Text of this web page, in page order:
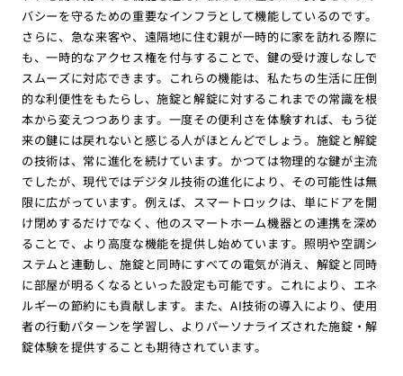
バシーを守るための重要なインフラとして機能しているのです。
さらに、急な来客や、遠隔地に住む親が一時的に家を訪れる際に
も、一時的なアクセス権を付与することで、鍵の受け渡しなしで
スムーズに対応できます。これらの機能は、私たちの生活に圧倒
的な利便性をもたらし、施錠と解錠に対するこれまでの常識を根
本から変えつつあります。一度その便利さを体験すれば、もう従
来の鍵には戻れないと感じる人がほとんどでしょう。施錠と解錠
の技術は、常に進化を続けています。かつては物理的な鍵が主流
でしたが、現代ではデジタル技術の進化により、その可能性は無
限に広がっています。例えば、スマートロックは、単にドアを開
け閉めするだけでなく、他のスマートホーム機器との連携を深め
ることで、より高度な機能を提供し始めています。照明や空調シ
ステムと連動し、施錠と同時にすべての電気が消え、解錠と同時
に部屋が明るくなるといった設定も可能です。これにより、エネ
ルギーの節約にも貢献します。また、AI技術の導入により、使用
者の行動パターンを学習し、よりパーソナライズされた施錠・解
錠体験を提供することも期待されています。